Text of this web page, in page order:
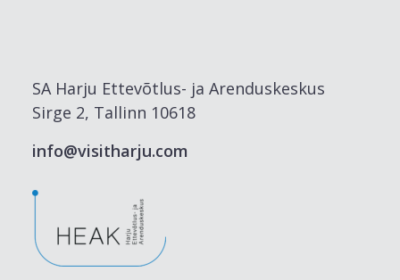
SA Harju Ettevõtlus- ja Arenduskeskus
Sirge 2, Tallinn 10618
info@visitharju.com